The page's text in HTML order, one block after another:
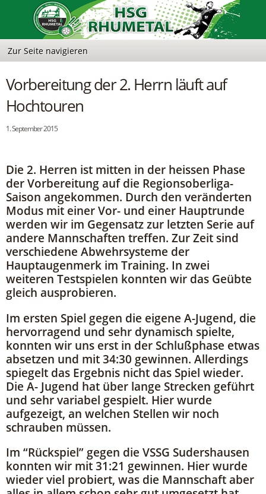
Vorbereitung der 2. Herrn läuft auf
Hochtouren
1. September 2015
Die 2. Herren ist mitten in der heissen Phase
der Vorbereitung auf die Regionsoberliga-
Saison angekommen. Durch den veränderten
Modus mit einer Vor- und einer Hauptrunde
werden wir im Gegensatz zur letzten Serie auf
andere Mannschaften treffen. Zur Zeit sind
verschiedene Abwehrsysteme der
Hauptaugenmerk im Training. In zwei
weiteren Testspielen konnten wir das Geübte
gleich ausprobieren.
Im ersten Spiel gegen die eigene A-Jugend, die
hervorragend und sehr dynamisch spielte,
konnten wir uns erst in der Schlußphase etwas
absetzen und mit 34:30 gewinnen. Allerdings
spiegelt das Ergebnis nicht das Spiel wieder.
Die A- Jugend hat über lange Strecken geführt
und sehr variabel gespielt. Hier wurde
aufgezeigt, an welchen Stellen wir noch
schrauben müssen.
Im “Rückspiel” gegen die VSSG Sudershausen
konnten wir mit 31:21 gewinnen. Hier wurde
wieder viel probiert, was die Mannschaft aber